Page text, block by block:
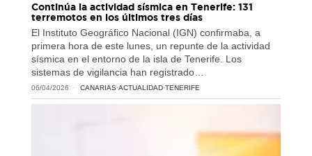
Continúa la actividad sísmica en Tenerife: 131
terremotos en los últimos tres días
El Instituto Geográfico Nacional (IGN) confirmaba, a
primera hora de este lunes, un repunte de la actividad
sísmica en el entorno de la isla de Tenerife. Los
sistemas de vigilancia han registrado…
06/04/2026 CANARIAS·ACTUALIDAD·TENERIFE